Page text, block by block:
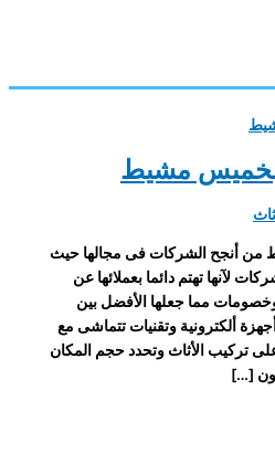
بخميس مشيط
من أنجح الشركات فى مجالها حيث
لآنها تهتم دائما بعملائها عن
مما جعلها الأفضل بين
ألكترونية وتقنيات تتماشى مع
تركيب الأثاث وتحدد حجم المكان
[…]